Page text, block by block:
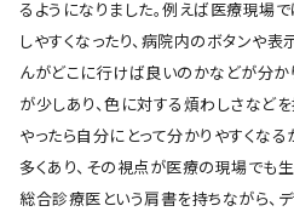
るようになりました。例えば医療現場
しやすくなったり、病院内のボタンや
んがどこに行けば良いのかなどが分か
が少しあり、色に対する煩わしさなど
やったら自分にとって分かりやすくな
多くあり、その視点が医療の現場でも
総合診療医という肩書を持ちながら、